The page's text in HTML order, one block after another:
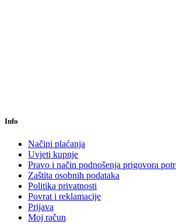
Info
Načini plaćanja
Uvjeti kupnje
Pravo i način podnošenja prigovora
Zaštita osobnih podataka
Politika privatnosti
Povrat i reklamacije
Prijava
Moj račun